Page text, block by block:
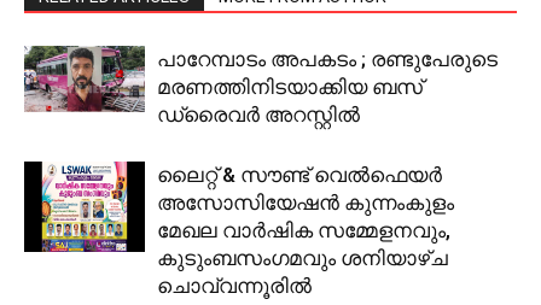
പാറേമ്പാടം അപകടം ; രണ്ടുപേരുടെ
മരണത്തിനിടയാക്കിയ ബസ്
ഡ്രൈവര്‍ അറസ്റ്റില്‍
ലൈറ്റ് & സൗണ്ട് വെല്‍ഫെയര്‍
അസോസിയേഷന്‍ കുന്നംകുളം
മേഖല വാര്‍ഷിക സമ്മേളനവും,
കുടുംബസംഗമവും ശനിയാഴ്ച
ചൊവ്വന്നൂരില്‍